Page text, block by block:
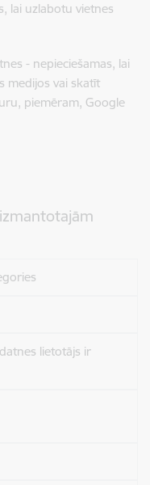
lai uzlabotu vietnes
- nepieciešamas, lai
medijos vai skatīt
piemēram, Google
lietotājs ir